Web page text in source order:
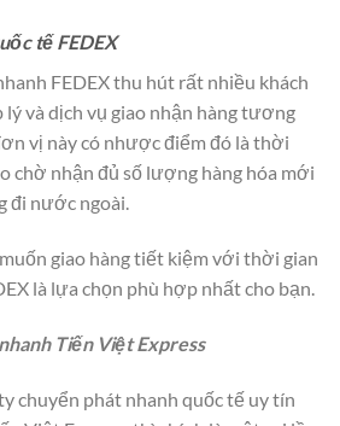
tế FEDEX
FEDEX thu hút rất nhiều khách
lý và dịch vụ giao nhận hàng tương
vị này có nhược điểm đó là thời
chờ nhận đủ số lượng hàng hóa mới
đi nước ngoài.
giao hàng tiết kiệm với thời gian
là lựa chọn phù hợp nhất cho bạn.
Tiến Việt Express
chuyển phát nhanh quốc tế uy tín